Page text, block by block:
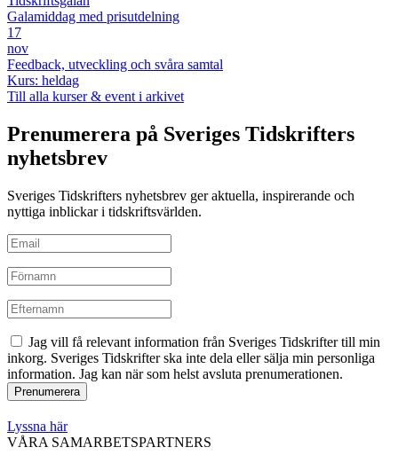
Galamiddag med prisutdelning
17
nov
Feedback, utveckling och svåra samtal
Kurs: heldag
Till alla kurser & event i arkivet
Prenumerera på Sveriges Tidskrifters
nyhetsbrev
Sveriges Tidskrifters nyhetsbrev ger aktuella, inspirerande och
nyttiga inblickar i tidskriftsvärlden.
Jag vill få relevant information från Sveriges Tidskrifter till min
inkorg. Sveriges Tidskrifter ska inte dela eller sälja min personliga
information. Jag kan när som helst avsluta prenumerationen.
Lyssna här
VÅRA SAMARBETSPARTNERS